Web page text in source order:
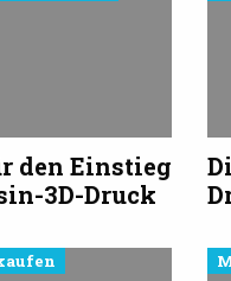
den Einstieg
3D-Druck